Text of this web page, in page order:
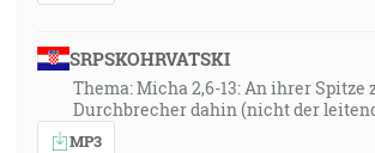
SRPSKOHRVATSKI
Thema: Micha 2,6-13: An ihrer Spitze
Durchbrecher dahin (nicht der
MP3